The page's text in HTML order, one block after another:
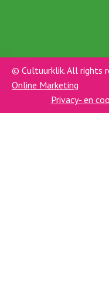
© Cultuurklik. All rights
Online Marketing
Privacy- en